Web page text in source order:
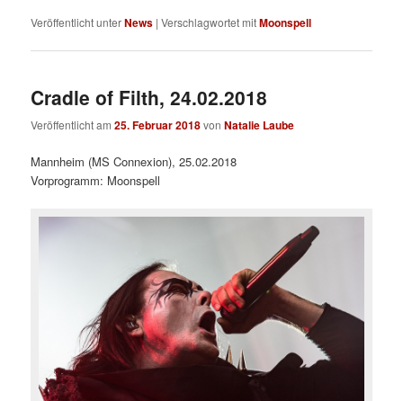
Veröffentlicht unterNews |Verschlagwortet mitMoonspell
Cradle of Filth, 24.02.2018
Veröffentlicht am25. Februar 2018vonNatalie Laube
Mannheim (MS Connexion), 25.02.2018
Vorprogramm: Moonspell